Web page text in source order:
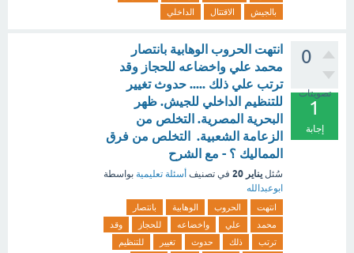
بالجيش
الاقتتال الداخلي
0
تصويتات
1
إجابة
انتهت الحروب الوهابية بانتصار
محمد علي واخضاعه للحجاز وقد
ترتب علي ذلك ..... حدوث تغيير
للتنظيم الداخلي للجيش. ظهر
البحرية المصرية. التخلص من
الزعامة الشعبية. التخلص من فرق
المماليك ؟ - مع الشرح
سُئل يناير 20 في تصنيف أسئلة تعليمية بواسطة
ابوعبدالله
انتهت الحروب الوهابية
بانتصار
محمد
علي واخضاعه للحجاز
وقد
ترتب
ذلك حدوث تغيير
للتنظيم